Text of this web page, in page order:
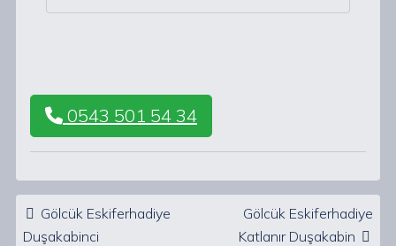
0543 501 54 34
Post navigation
Gölcük Eskiferhadiye
Duşakabinci
Gölcük Eskiferhadiye
Katlanır Duşakabin